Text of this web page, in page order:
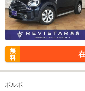
無
料
ボルボ